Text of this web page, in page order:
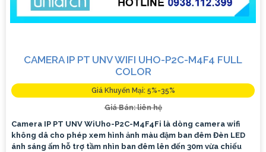
CAMERA IP PT UNV WIFI UHO-P2C-M4F4 FULL
COLOR
Giá Khuyến Mại: 5%-35%
Giá Bán: liên hệ
Camera IP PT UNV WiUho-P2C-M4F4Fi là dòng camera wifi
không dâ cho phép xem hình ảnh màu đậm ban đêm Đèn LED
ánh sáng ấm hỗ trợ tầm nhìn ban đêm lên đến 30m vừa chiếu